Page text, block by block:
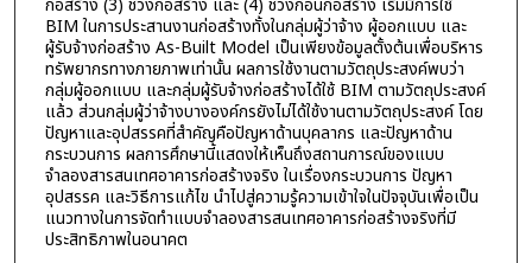
BIM ในการประสานงานก่อสร้างทั้งในกลุ่มผู้ว่าจ้าง ผู้ออกแบบ และ
ผู้รับจ้างก่อสร้าง As-Built Model เป็นเพียงข้อมูลตั้งต้นเพื่อบริหาร
ทรัพยากรทางภายภาพเท่านั้น ผลการใช้งานตามวัตถุประสงค์พบว่า
กลุ่มผู้ออกแบบ และกลุ่มผู้รับจ้างก่อสร้างได้ใช้ BIM ตามวัตถุประสงค์
แล้ว ส่วนกลุ่มผู้ว่าจ้างบางองค์กรยังไม่ได้ใช้งานตามวัตถุประสงค์ โดย
ปัญหาและอุปสรรคที่สำคัญคือปัญหาด้านบุคลากร และปัญหาด้าน
กระบวนการ ผลการศึกษานี้แสดงให้เห็นถึงสถานการณ์ของแบบ
จำลองสารสนเทศอาคารก่อสร้างจริง ในเรื่องกระบวนการ ปัญหา
อุปสรรค และวิธีการแก้ไข นำไปสู่ความรู้ความเข้าใจในปัจจุบันเพื่อเป็น
แนวทางในการจัดทำแบบจำลองสารสนเทศอาคารก่อสร้างจริงที่มี
ประสิทธิภาพในอนาคต